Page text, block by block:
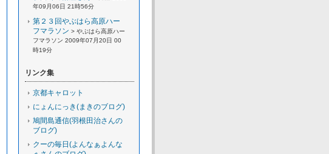
年09月06日 21時56分
第２３回やぶはら高原ハー
フマラソン > やぶはら高原ハー
フマラソン 2009年07月20日 00
時19分
リンク集
京都キャロット
にょんにっき(まきのブログ)
鳩間島通信(羽根田治さんの
ブログ)
クーの毎日(よんなぁよんな